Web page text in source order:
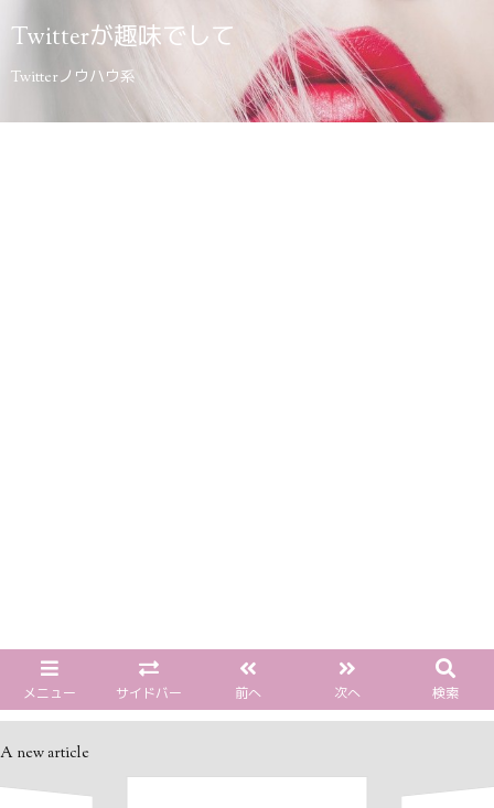
Twitterが趣味でして
Twitterノウハウ系
メニュー サイドバー 前へ 次へ 検索
A new article